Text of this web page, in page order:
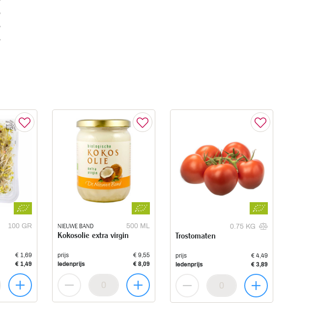
100 GR
€ 1,69
€ 1,49
NIEUWE BAND 500 ML
Kokosolie extra virgin
prijs
€ 9,55
ledenprijs
€ 8,09
0.75 KG
Trostomaten
prijs
€ 4,49
ledenprijs
€ 3,89